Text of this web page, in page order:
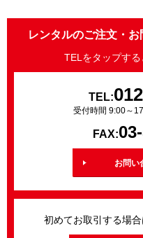
レンタルのご注文・
TELをタップする
TEL:
受付時間 9:00～
FAX:
お問い
初めてお取引する場